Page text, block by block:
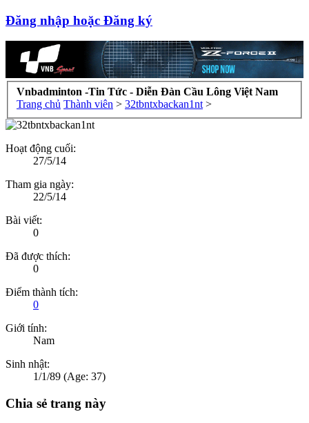
Đăng nhập hoặc Đăng ký
Vnbadminton -Tin Tức - Diễn Đàn Cầu Lông Việt Nam
Trang chủ Thành viên > 32tbntxbackan1nt >
Hoạt động cuối:
27/5/14
Tham gia ngày:
22/5/14
Bài viết:
0
Đã được thích:
0
Điểm thành tích:
0
Giới tính:
Nam
Sinh nhật:
1/1/89 (Age: 37)
Chia sẻ trang này